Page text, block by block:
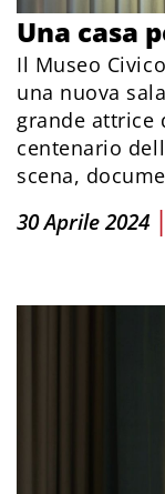
Una casa
Il Museo
una nuova
grande attrice
centenario
scena,
30 Aprile 2024 |